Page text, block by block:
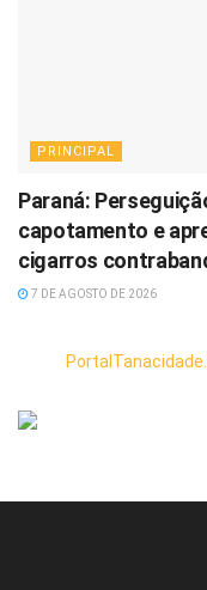
PRINCIPAL
Paraná:
capotamento e
cigarros
7 DE AGOSTO DE 2026